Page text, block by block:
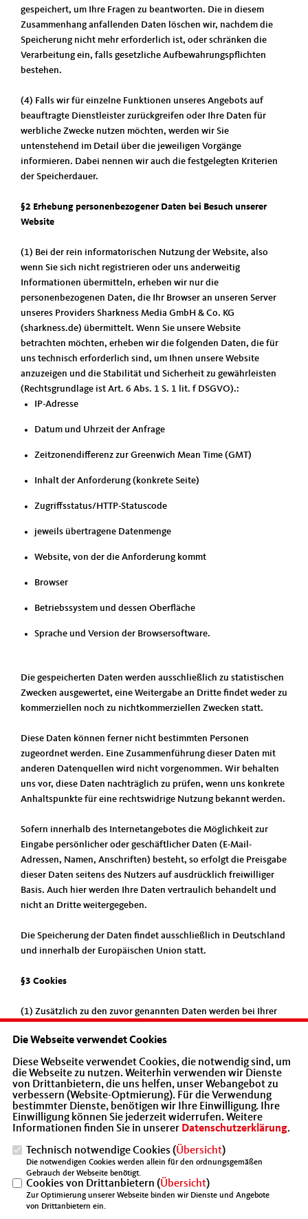
gespeichert, um Ihre Fragen zu beantworten. Die in diesem
Zusammenhang anfallenden Daten löschen wir, nachdem die
Speicherung nicht mehr erforderlich ist, oder schränken die
Verarbeitung ein, falls gesetzliche Aufbewahrungspflichten
bestehen.
(4) Falls wir für einzelne Funktionen unseres Angebots auf
beauftragte Dienstleister zurückgreifen oder Ihre Daten für
werbliche Zwecke nutzen möchten, werden wir Sie
untenstehend im Detail über die jeweiligen Vorgänge
informieren. Dabei nennen wir auch die festgelegten Kriterien
der Speicherdauer.
§2 Erhebung personenbezogener Daten bei Besuch unserer
Website
(1) Bei der rein informatorischen Nutzung der Website, also
wenn Sie sich nicht registrieren oder uns anderweitig
Informationen übermitteln, erheben wir nur die
personenbezogenen Daten, die Ihr Browser an unseren Server
unseres Providers Sharkness Media GmbH & Co. KG
(sharkness.de) übermittelt. Wenn Sie unsere Website
betrachten möchten, erheben wir die folgenden Daten, die für
uns technisch erforderlich sind, um Ihnen unsere Website
anzuzeigen und die Stabilität und Sicherheit zu gewährleisten
(Rechtsgrundlage ist Art. 6 Abs. 1 S. 1 lit. f DSGVO).:
IP-Adresse
Datum und Uhrzeit der Anfrage
Zeitzonendifferenz zur Greenwich Mean Time (GMT)
Inhalt der Anforderung (konkrete Seite)
Zugriffsstatus/HTTP-Statuscode
jeweils übertragene Datenmenge
Website, von der die Anforderung kommt
Browser
Betriebssystem und dessen Oberfläche
Sprache und Version der Browsersoftware.
Die gespeicherten Daten werden ausschließlich zu statistischen
Zwecken ausgewertet, eine Weitergabe an Dritte findet weder zu
kommerziellen noch zu nichtkommerziellen Zwecken statt.
Diese Daten können ferner nicht bestimmten Personen
zugeordnet werden. Eine Zusammenführung dieser Daten mit
anderen Datenquellen wird nicht vorgenommen. Wir behalten
uns vor, diese Daten nachträglich zu prüfen, wenn uns konkrete
Anhaltspunkte für eine rechtswidrige Nutzung bekannt werden.
Sofern innerhalb des Internetangebotes die Möglichkeit zur
Eingabe persönlicher oder geschäftlicher Daten (E-Mail-
Adressen, Namen, Anschriften) besteht, so erfolgt die Preisgabe
dieser Daten seitens des Nutzers auf ausdrücklich freiwilliger
Basis. Auch hier werden Ihre Daten vertraulich behandelt und
nicht an Dritte weitergegeben.
Die Speicherung der Daten findet ausschließlich in Deutschland
und innerhalb der Europäischen Union statt.
§3 Cookies
(1) Zusätzlich zu den zuvor genannten Daten werden bei Ihrer
gespeichert. Bei Cookies handelt es sich um kleine Textdateien,
die auf Ihrer Festplatte dem von Ihnen verwendeten Browser
zugeordnet gespeichert werden und durch welche der Stelle, die
den Cookie setzt (hier durch uns), bestimmte Informationen
zufließen. Cookies können keine Programme ausführen oder
Viren auf Ihren Computer übertragen. Sie dienen dazu, das
Internetangebot insgesamt nutzerfreundlicher und effektiver zu
machen.
(2) Einsatz von Cookies:
Diese Website nutzt folgende Arten von Cookies, deren
Umfang und Funktionsweise im Folgenden erläutert
Die Webseite verwendet Cookies
Diese Webseite verwendet Cookies, die notwendig sind, um
die Webseite zu nutzen. Weiterhin verwenden wir Dienste
von Drittanbietern, die uns helfen, unser Webangebot zu
verbessern (Website-Optmierung). Für die Verwendung
bestimmter Dienste, benötigen wir Ihre Einwilligung. Ihre
Einwilligung können Sie jederzeit widerrufen. Weitere
Informationen finden Sie in unserer Datenschutzerklärung.
Technisch notwendige Cookies (Übersicht)
Die notwendigen Cookies werden allein für den ordnungsgemäßen
Gebrauch der Webseite benötigt.
Cookies von Drittanbietern (Übersicht)
Zur Optimierung unserer Webseite binden wir Dienste und Angebote
von Drittanbietern ein.